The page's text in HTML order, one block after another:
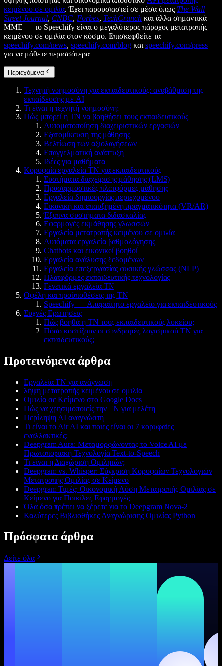
κειμένου σε ομιλία. Έχει παρουσιαστεί σε μέσα όπως The Wall
Street Journal, CNBC, Forbes, TechCrunch και άλλα σημαντικά
ΜΜΕ — το Speechify είναι ο μεγαλύτερος πάροχος μετατροπής
κειμένου σε ομιλία στον κόσμο. Επισκεφθείτε τα
speechify.com/news, speechify.com/blog και speechify.com/press
για να μάθετε περισσότερα.
Περιεχόμενα
Τεχνητή νοημοσύνη για εκπαιδευτικούς: αναβάθμιση της
εκπαίδευσης με AI
Τι είναι η τεχνητή νοημοσύνη;
Πώς μπορεί η ΤΝ να βοηθήσει τους εκπαιδευτικούς
Αυτοματοποίηση διαχειριστικών εργασιών
Εξατομίκευση της μάθησης
Βελτίωση των αξιολογήσεων
Επαγγελματική ανάπτυξη
Ιδέες για μαθήματα
Κορυφαία εργαλεία ΤΝ για εκπαιδευτικούς
Συστήματα διαχείρισης μάθησης (LMS)
Προσαρμοστικές πλατφόρμες μάθησης
Εργαλεία δημιουργίας περιεχομένου
Εικονική και επαυξημένη πραγματικότητα (VR/AR)
Έξυπνα συστήματα διδασκαλίας
Εφαρμογές εκμάθησης γλωσσών
Εργαλεία μετατροπής κειμένου σε ομιλία
Αυτόματα εργαλεία βαθμολόγησης
Chatbots και εικονικοί βοηθοί
Εργαλεία ανάλυσης δεδομένων
Εργαλεία επεξεργασίας φυσικής γλώσσας (NLP)
Πλατφόρμες εκπαιδευτικής τεχνολογίας
Γενετικά εργαλεία ΤΝ
Οφέλη και προϋποθέσεις της ΤΝ
Speechify — Απαραίτητο εργαλείο για εκπαιδευτικούς
Συχνές Ερωτήσεις
Πώς βοηθά η ΤΝ τους εκπαιδευτικούς λυκείου;
Πόσο κοστίζουν οι συνδρομές λογισμικού ΤΝ για
εκπαιδευτικούς;
Προτεινόμενα άρθρα
Εργαλεία ΤΝ για ανάγνωση
λήψη μετατροπής κειμένου σε ομιλία
Ομιλία σε Κείμενο στο Google Docs
Πώς να χρησιμοποιείς την ΤΝ για μελέτη
Περίληψη AI αναγνώστη
Τι είναι το Air AI και ποιες είναι οι 7 κορυφαίες
εναλλακτικές;
Deepgram Aura: Μεταμορφώνοντας το Voice AI με
Πρωτοποριακή Τεχνολογία Text-to-Speech
Τι είναι η Διαχώριση Ομιλητών;
Deepgram vs. Whisper: Σύγκριση Κορυφαίων Τεχνολογιών
Μετατροπής Ομιλίας σε Κείμενο
Deepgram Τιμές: Οικονομική Λύση Μετατροπής Ομιλίας σε
Κείμενο για Ποικίλες Εφαρμογές
Όλα όσα πρέπει να ξέρετε για το Deepgram Nova-2
Καλύτερες Βιβλιοθήκες Αναγνώρισης Ομιλίας Python
Πρόσφατα άρθρα
Δείτε όλα